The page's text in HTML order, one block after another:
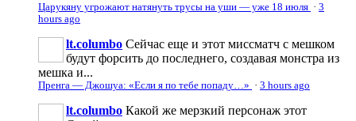
Царукяну угрожают натянуть трусы на уши — уже 18 июля · 3
hours ago
lt.columbo Сейчас еще и этот миссматч с мешком
будут форсить до последнего, создавая монстра из
мешка и...
Пренга — Джошуа: «Если я по тебе попаду…» · 3 hours ago
lt.columbo Какой же мерзкий персонаж этот